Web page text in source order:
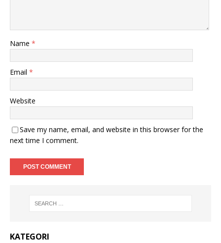
Name *
Email *
Website
Save my name, email, and website in this browser for the
next time I comment.
KATEGORI